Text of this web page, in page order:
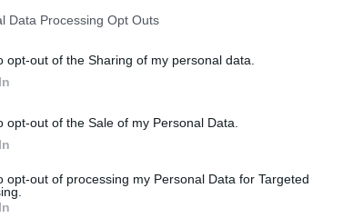
Data Processing Opt Outs
opt-out of the Sharing of my personal data.
opt-out of the Sale of my Personal Data.
opt-out of processing my Personal Data for Targeted
un ultimátum a Italia: o levanta los controles a viajeros de
ultimátum del Gobierno y mantiene los controles a viajeros de
el intento del PP de que los ministros acudan al Senado en
contra las comunidades que no acojan a los menores